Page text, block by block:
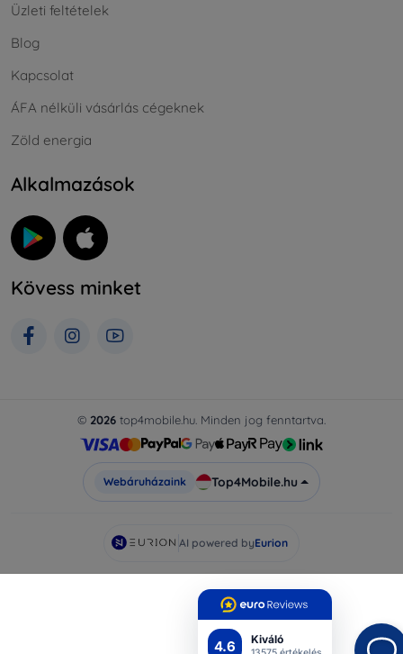
4.6 Kiváló
Üzleti feltételek
Blog
Kapcsolat
ÁFA nélküli vásárlás cégeknek
Zöld energia
Alkalmazások
Kövess minket
© 2026 top4mobile.hu. Minden jog fenntartva.
Webáruházaink Top4Mobile.hu
AI powered byEurion